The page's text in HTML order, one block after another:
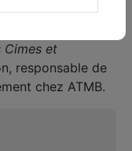
très
Cimes et
responsable de
chez ATMB.